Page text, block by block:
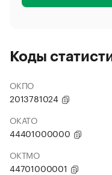
Коды
ОКПО
2013781024
ОКАТО
44401000000
ОКТМО
44701000001